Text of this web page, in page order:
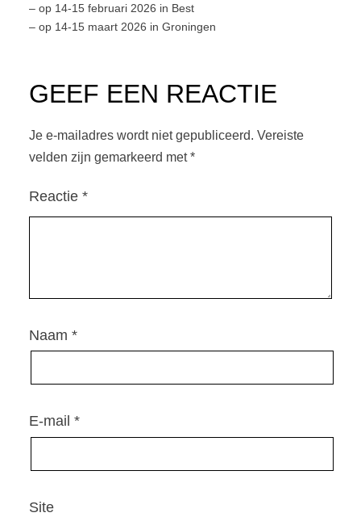
– op 14-15 februari 2026 in Best
– op 14-15 maart 2026 in Groningen
GEEF EEN REACTIE
Je e-mailadres wordt niet gepubliceerd. Vereiste
velden zijn gemarkeerd met*
Reactie *
Naam *
E-mail *
Site